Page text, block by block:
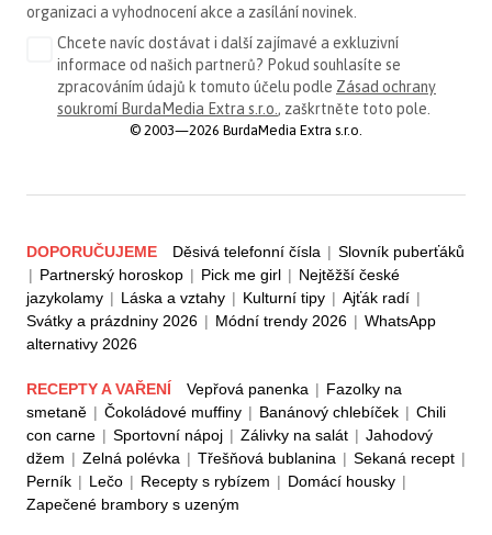
organizaci a vyhodnocení akce a zasílání novinek.
Chcete navíc dostávat i další zajímavé a exkluzivní
informace od našich partnerů? Pokud souhlasíte se
zpracováním údajů k tomuto účelu podle Zásad ochrany
soukromí BurdaMedia Extra s.r.o. , zaškrtněte toto pole.
© 2003—2026 BurdaMedia Extra s.r.o.
DOPORUČUJEME Děsivá telefonní čísla | Slovník puberťáků
| Partnerský horoskop | Pick me girl | Nejtěžší české
jazykolamy | Láska a vztahy | Kulturní tipy | Ajťák radí |
Svátky a prázdniny 2026 | Módní trendy 2026 | WhatsApp
alternativy 2026
RECEPTY A VAŘENÍ Vepřová panenka | Fazolky na
smetaně | Čokoládové muffiny | Banánový chlebíček | Chili
con carne | Sportovní nápoj | Zálivky na salát | Jahodový
džem | Zelná polévka | Třešňová bublanina | Sekaná recept |
Perník | Lečo | Recepty s rybízem | Domácí housky |
Zapečené brambory s uzeným